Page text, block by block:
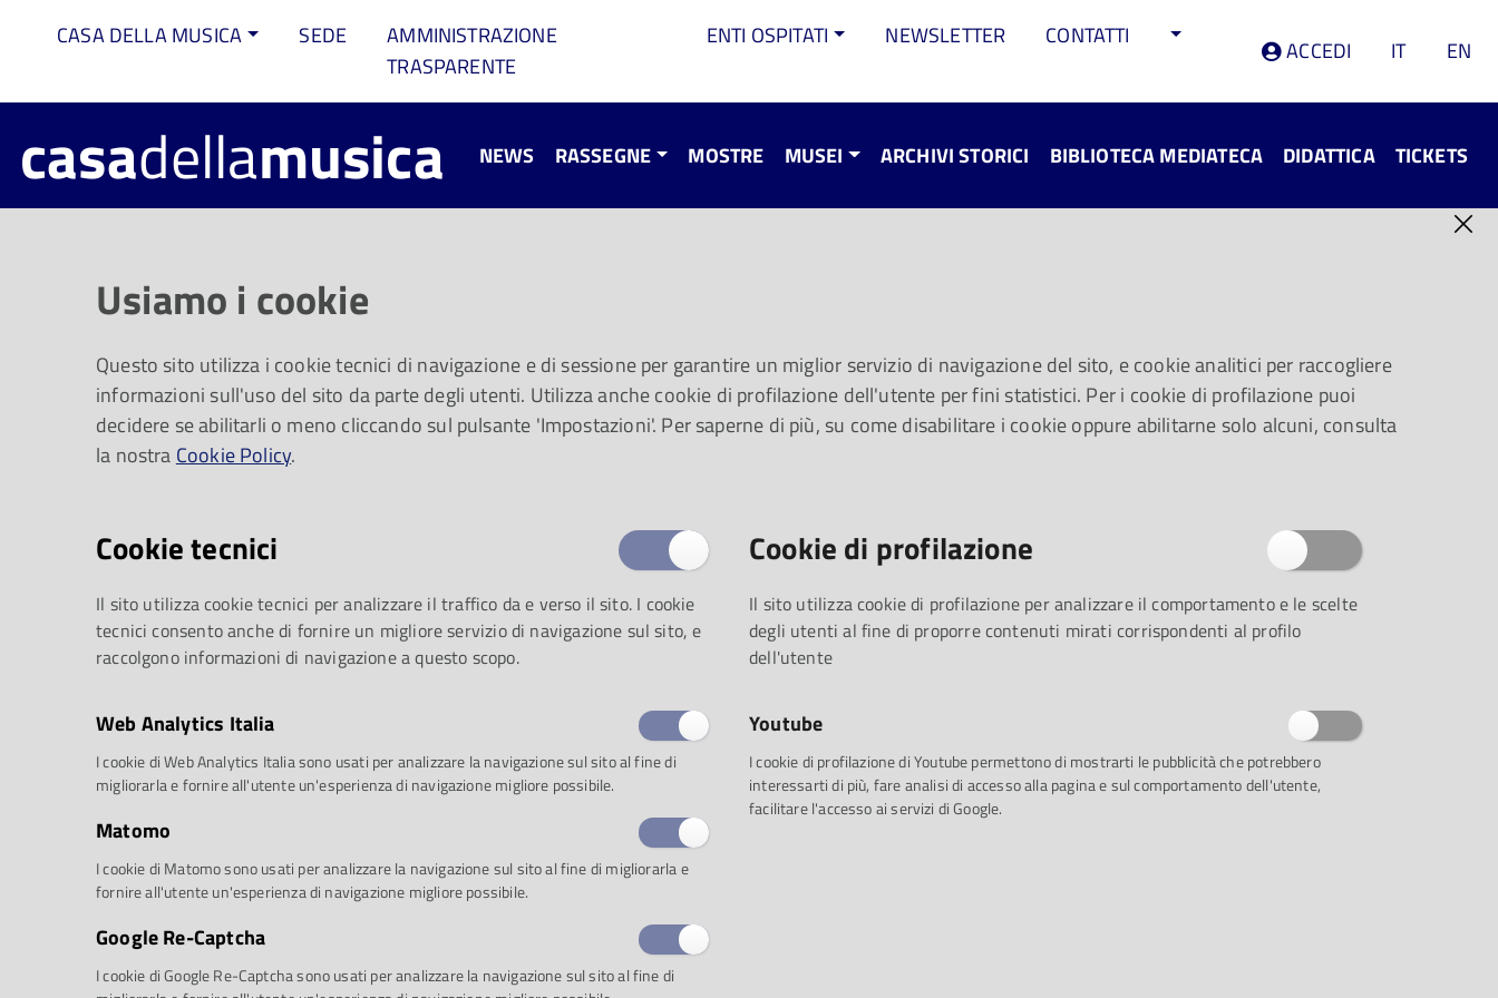
CASA DELLA MUSICA SEDE
AMMINISTRAZIONE
TRASPARENTE
ENTI OSPITATI NEWSLETTER CONTATTI
ACCEDI IT EN
casadellamusica NEWS RASSEGNE MOSTRE MUSEI ARCHIVI STORICI BIBLIOTECA MEDIATECA DIDATTICA TICKETS
Musica, cibo per l'anima! #102.
Disponibile da lunedì 4 luglio
Un viaggio da Paolo Conte ai Coldplay e, per i più piccoli, canzoni in allegria.
proprio pubblico la seguente selezione:
Proposta 1: Wonderful
Paolo Conte: storia del poeta che dipinse la musica / Massimo Padalino
Parole d'amore scritte a macchina / Paolo Conte (CD)
Usiamo i cookie
Questo sito utilizza i cookie tecnici di navigazione e di sessione per garantire un miglior servizio di navigazione del sito, e cookie analitici per raccogliere
informazioni sull'uso del sito da parte degli utenti. Utilizza anche cookie di profilazione dell'utente per fini statistici. Per i cookie di profilazione puoi
decidere se abilitarli o meno cliccando sul pulsante 'Impostazioni'. Per saperne di più, su come disabilitare i cookie oppure abilitarne solo alcuni, consulta
la nostra Cookie Policy.
Cookie tecnici
Il sito utilizza cookie tecnici per analizzare il traffico da e verso il sito. I cookie
tecnici consento anche di fornire un migliore servizio di navigazione sul sito, e
raccolgono informazioni di navigazione a questo scopo.
Web Analytics Italia
I cookie di Web Analytics Italia sono usati per analizzare la navigazione sul sito al fine di
migliorarla e fornire all'utente un'esperienza di navigazione migliore possibile.
Matomo
I cookie di Matomo sono usati per analizzare la navigazione sul sito al fine di migliorarla e
fornire all'utente un'esperienza di navigazione migliore possibile.
Google Re-Captcha
I cookie di Google Re-Captcha sono usati per analizzare la navigazione sul sito al fine di
Cookie di profilazione
Il sito utilizza cookie di profilazione per analizzare il comportamento e le scelte
degli utenti al fine di proporre contenuti mirati corrispondenti al profilo
dell'utente
Youtube
I cookie di profilazione di Youtube permettono di mostrarti le pubblicità che potrebbero
interessarti di più, fare analisi di accesso alla pagina e sul comportamento dell'utente,
facilitare l'accesso ai servizi di Google.